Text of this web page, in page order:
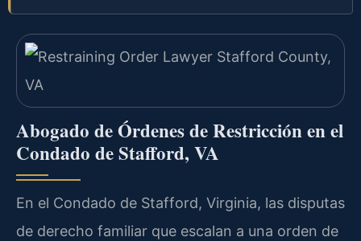
Abogado de Órdenes de Restricción en el
Condado de Stafford, VA
En el Condado de Stafford, Virginia, las disputas
de derecho familiar que escalan a una orden de